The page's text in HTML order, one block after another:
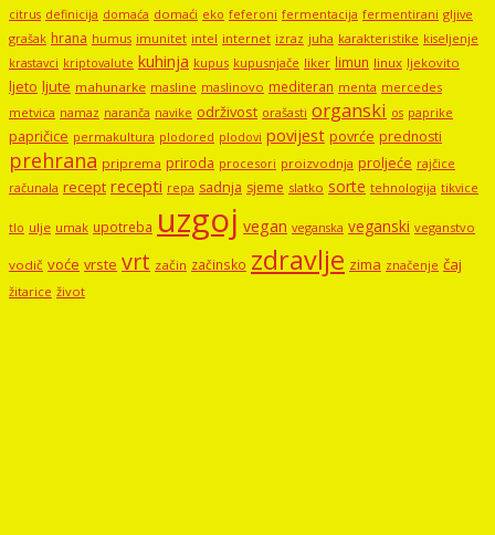
citrus definicija domaća domaći eko feferoni fermentacija fermentirani gljive
grašak hrana humus imunitet intel internet izraz juha karakteristike kiseljenje
krastavci kriptovalute kuhinja kupus kupusnjače liker limun linux ljekovito
ljeto ljute mahunarke masline maslinovo mediteran menta mercedes
metvica namaz naranča navike održivost orašasti organski os paprike
papričice permakultura plodored plodovi povijest povrće prednosti
prehrana priprema priroda procesori proizvodnja proljeće rajčice
računala recept recepti repa sadnja sjeme slatko sorte tehnologija tikvice
tlo ulje umak upotreba uzgoj vegan veganska veganski veganstvo
vodič voće vrste vrt začin začinsko zdravlje zima značenje čaj
žitarice život